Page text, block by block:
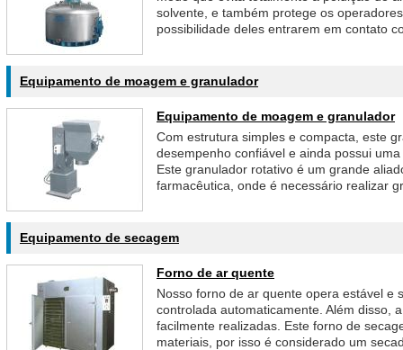
solvente, e também protege os
possibilidade deles entrarem em contato
Equipamento de moagem e granulador
Equipamento de moagem e granulador
Com estrutura simples e compacta, este
desempenho confiável e ainda possui
Este granulador rotativo é um grande
farmacêutica, onde é necessário realizar
Equipamento de secagem
Forno de ar quente
Nosso forno de ar quente opera estável e
controlada automaticamente. Além disso,
facilmente realizadas. Este forno de
materiais, por isso é considerado um